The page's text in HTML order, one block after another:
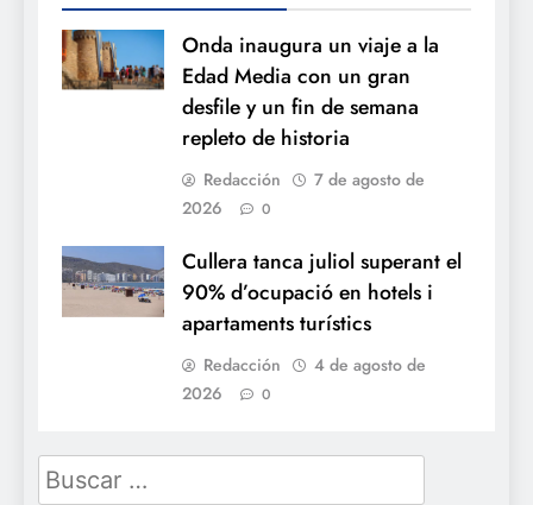
Onda inaugura un viaje a la
Edad Media con un gran
desfile y un fin de semana
repleto de historia
Redacción
7 de agosto de
2026
0
Cullera tanca juliol superant el
90% d’ocupació en hotels i
apartaments turístics
Redacción
4 de agosto de
2026
0
Buscar: